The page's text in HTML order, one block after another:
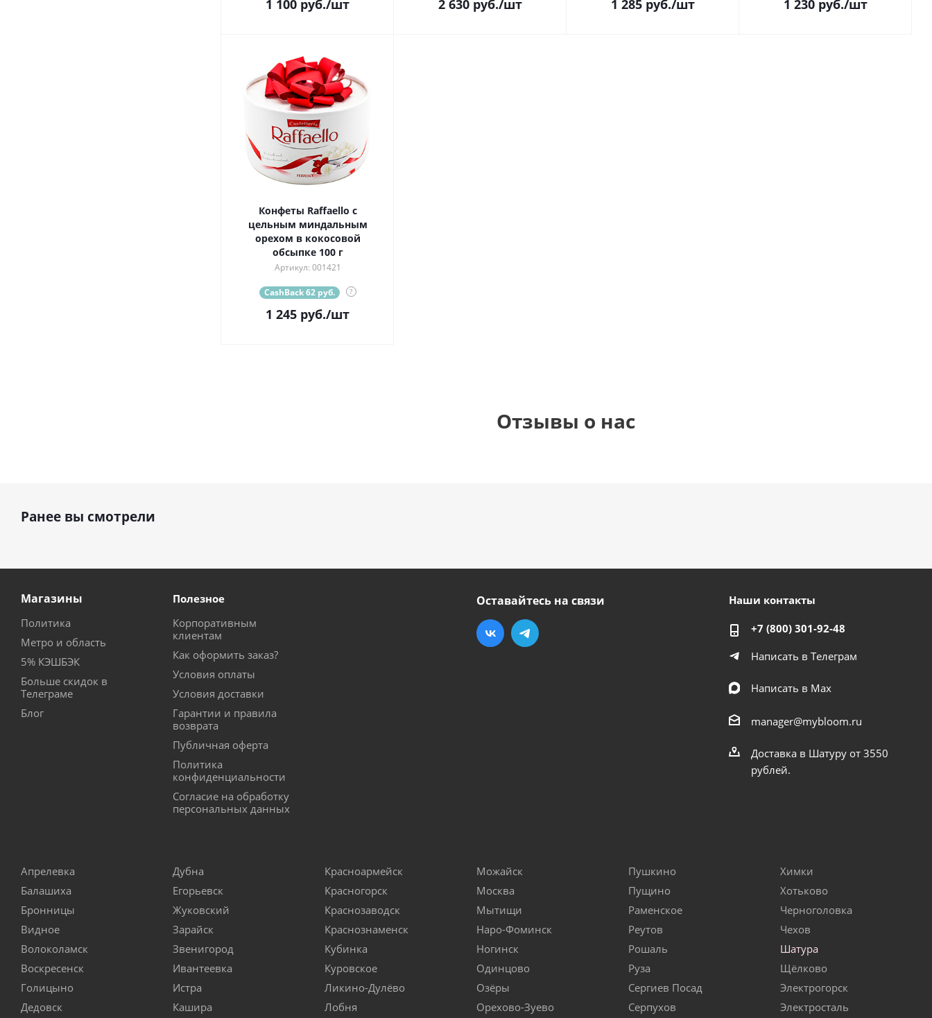
1 100 руб./шт 2 630 руб./шт 1 285 руб./шт 1 230 руб./шт
Конфеты Raffaello с
цельным миндальным
орехом в кокосовой
обсыпке 100 г
Артикул: 001421
CashBack 62 руб. ?
1 245 руб./шт
Отзывы о нас
Ранее вы смотрели
Магазины
Политика
Метро и область
5% КЭШБЭК
Больше скидок в
Телеграме
Блог
Полезное
Корпоративным
клиентам
Как оформить заказ?
Условия оплаты
Условия доставки
Гарантии и правила
возврата
Публичная оферта
Политика
конфиденциальности
Согласие на обработку
персональных данных
Оставайтесь на связи Наши контакты
+7 (800) 301-92-48
Написать в Телеграм
Написать в Мах
manager@mybloom.ru
Доставка в Шатуру от 3550
рублей.
Апрелевка
Балашиха
Бронницы
Видное
Волоколамск
Воскресенск
Голицыно
Дедовск
Дубна
Егорьевск
Жуковский
Зарайск
Звенигород
Ивантеевка
Истра
Кашира
Красноармейск
Красногорск
Краснозаводск
Краснознаменск
Кубинка
Куровское
Ликино-Дулёво
Лобня
Можайск
Москва
Мытищи
Наро-Фоминск
Ногинск
Одинцово
Озёры
Орехово-Зуево
Пушкино
Пущино
Раменское
Реутов
Рошаль
Руза
Сергиев Посад
Серпухов
Химки
Хотьково
Черноголовка
Чехов
Шатура
Щёлково
Электрогорск
Электросталь